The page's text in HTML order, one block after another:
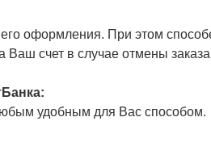
оформления. При этом
Ваш счет в случае отмены
удобным для Вас способом.